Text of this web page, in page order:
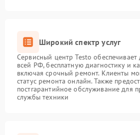
Широкий спектр услуг
Сервисный центр Testo обеспечивает
всей РФ, бесплатную диагностику и
включая срочный ремонт. Клиенты
статус ремонта онлайн. Также
постгарантийное обслуживание для
службы техники